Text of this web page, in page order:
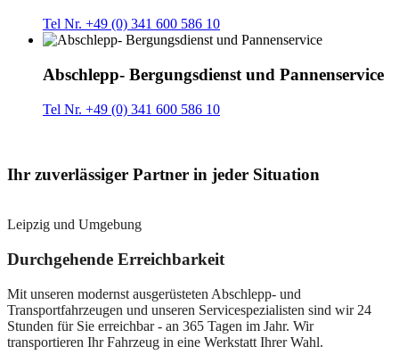
Tel Nr. +49 (0) 341 600 586 10
Abschlepp- Bergungsdienst und Pannenservice
Tel Nr. +49 (0) 341 600 586 10
Ihr zuverlässiger Partner in jeder Situation
Leipzig und Umgebung
Durchgehende Erreichbarkeit
Mit unseren modernst ausgerüsteten Abschlepp- und
Transportfahrzeugen und unseren Servicespezialisten sind wir 24
Stunden für Sie erreichbar - an 365 Tagen im Jahr. Wir
transportieren Ihr Fahrzeug in eine Werkstatt Ihrer Wahl.